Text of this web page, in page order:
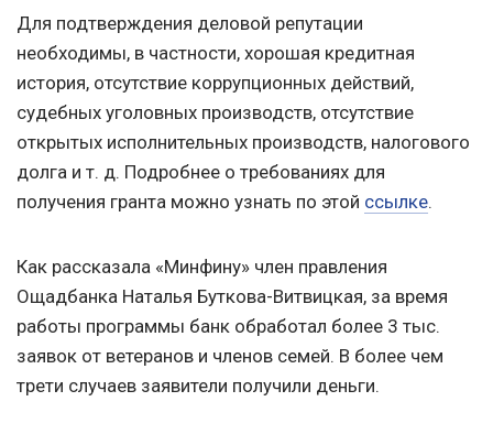
Для подтверждения деловой репутации
необходимы, в частности, хорошая кредитная
история, отсутствие коррупционных действий,
судебных уголовных производств, отсутствие
открытых исполнительных производств, налогового
долга и т. д. Подробнее о требованиях для
получения гранта можно узнать по этой ссылке.
Как рассказала «Минфину» член правления
Ощадбанка Наталья Буткова-Витвицкая, за время
работы программы банк обработал более 3 тыс.
заявок от ветеранов и членов семей. В более чем
трети случаев заявители получили деньги.